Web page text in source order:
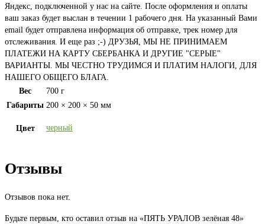
Яндекс, подключенной у нас на сайте. После оформления и оплаты
ваш заказ будет выслан в течении 1 рабочего дня. На указанный Вами
email будет отправлена информация об отправке, трек номер для
отслеживания. И еще раз ;-) ДРУЗЬЯ, МЫ НЕ ПРИНИМАЕМ
ПЛАТЕЖИ НА КАРТУ СБЕРБАНКА И ДРУГИЕ "СЕРЫЕ"
ВАРИАНТЫ. МЫ ЧЕСТНО ТРУДИМСЯ И ПЛАТИМ НАЛОГИ, ДЛЯ
НАШЕГО ОБЩЕГО БЛАГА.
Вес
700 г
Габариты 200 × 200 × 50 мм
Цвет черный
Отзывы
Отзывов пока нет.
Будьте первым, кто оставил отзыв на «ПЯТЬ УРАЛОВ зелёная 48»